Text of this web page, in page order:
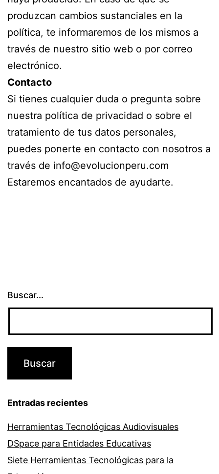
produzcan cambios sustanciales en la
política, te informaremos de los mismos a
través de nuestro sitio web o por correo
electrónico.
Contacto
Si tienes cualquier duda o pregunta sobre
nuestra política de privacidad o sobre el
tratamiento de tus datos personales,
puedes ponerte en contacto con nosotros a
través de info@evolucionperu.com
Estaremos encantados de ayudarte.
Buscar...
Entradas recientes
Herramientas Tecnológicas Audiovisuales
DSpace para Entidades Educativas
Siete Herramientas Tecnológicas para la